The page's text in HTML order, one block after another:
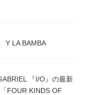
Y LA BAMBA
『I/O』の最新
FOUR KINDS OF